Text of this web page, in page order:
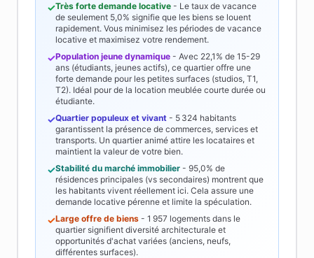
✓Très forte demande locative - Le taux de vacance
de seulement 5,0% signifie que les biens se louent
rapidement. Vous minimisez les périodes de vacance
locative et maximisez votre rendement.
✓Population jeune dynamique - Avec 22,1% de 15-29
ans (étudiants, jeunes actifs), ce quartier offre une
forte demande pour les petites surfaces (studios, T1,
T2). Idéal pour de la location meublée courte durée ou
étudiante.
✓Quartier populeux et vivant - 5 324 habitants
garantissent la présence de commerces, services et
transports. Un quartier animé attire les locataires et
maintient la valeur de votre bien.
✓Stabilité du marché immobilier - 95,0% de
résidences principales (vs secondaires) montrent que
les habitants vivent réellement ici. Cela assure une
demande locative pérenne et limite la spéculation.
✓Large offre de biens - 1 957 logements dans le
quartier signifient diversité architecturale et
opportunités d'achat variées (anciens, neufs,
différentes surfaces).